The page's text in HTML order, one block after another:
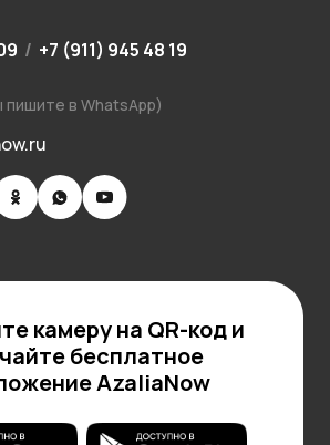
/ +7 (911) 945 48 19
пишите в WhatsApp)
камеру на QR-код и
бесплатное
AzaliaNow